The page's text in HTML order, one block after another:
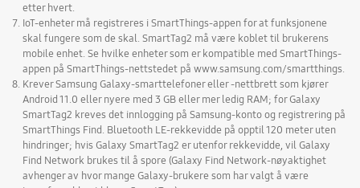
etter hvert.
IoT-enheter må registreres i SmartThings-appen for at funksjonene
skal fungere som de skal. SmartTag2 må være koblet til brukerens
mobile enhet. Se hvilke enheter som er kompatible med SmartThings-
appen på SmartThings-nettstedet på www.samsung.com/smartthings.
Krever Samsung Galaxy-smarttelefoner eller -nettbrett som kjører
Android 11.0 eller nyere med 3 GB eller mer ledig RAM; for Galaxy
SmartTag2 kreves det innlogging på Samsung-konto og registrering på
SmartThings Find. Bluetooth LE-rekkevidde på opptil 120 meter uten
hindringer; hvis Galaxy SmartTag2 er utenfor rekkevidde, vil Galaxy
Find Network brukes til å spore (Galaxy Find Network-nøyaktighet
avhenger av hvor mange Galaxy-brukere som har valgt å være